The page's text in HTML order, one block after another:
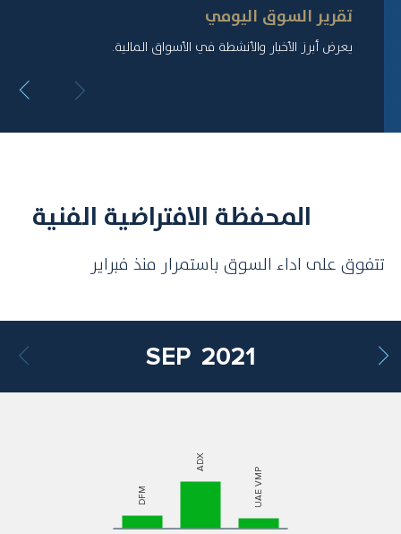
تقرير السوق اليومي
يعرض أبرز الأخبار والأنشطة في الأسواق المالية.
المحفظة الافتراضية الفنية
تتفوق على اداء السوق باستمرار منذ فبراير
SEP 2021
UAE VMP
ADX
DFM